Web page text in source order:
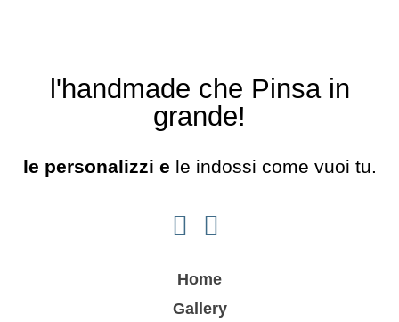
l'handmade che Pinsa in
grande!
le personalizzi e le indossi come vuoi tu.
Home
Gallery